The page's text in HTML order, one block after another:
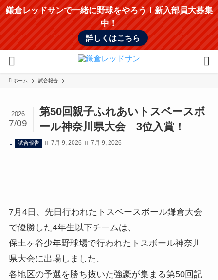
鎌倉レッドサンで一緒に野球をやろう！新入部員大募集
中！
詳しくはこちら
ホーム 試合報告
第50回親子ふれあいトスベースボ
ール神奈川県大会 3位入賞！
2026
7/09
試合報告 7月 9, 2026 7月 9, 2026
7月4日、先日行われたトスベースボール鎌倉大会
で優勝した4年生以下チームは、
保土ヶ谷少年野球場で行われたトスボール神奈川
県大会に出場しました。
各地区の予選を勝ち抜いた強豪が集まる第50回記